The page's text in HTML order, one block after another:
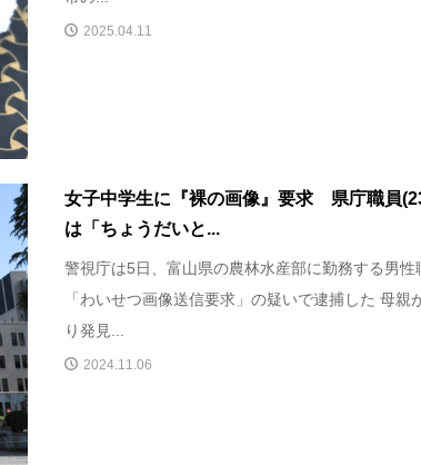
2025.04.11
女子中学生に『裸の画像』要求 県庁職員
は「ちょうだいと...
警視庁は5日、富山県の農林水産部に勤務する男性
「わいせつ画像送信要求」の疑いで逮捕した 母親
り発見...
2024.11.06